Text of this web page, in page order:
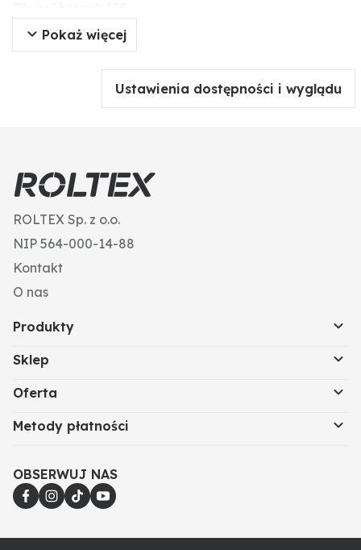
Napięcie wyjściowe (V): 12
Pokaż więcej
Ustawienia dostępności i wyglądu
ROLTEX Sp. z o.o.
NIP 564-000-14-88
Kontakt
O nas
Produkty
Sklep
Oferta
Metody płatności
OBSERWUJ NAS